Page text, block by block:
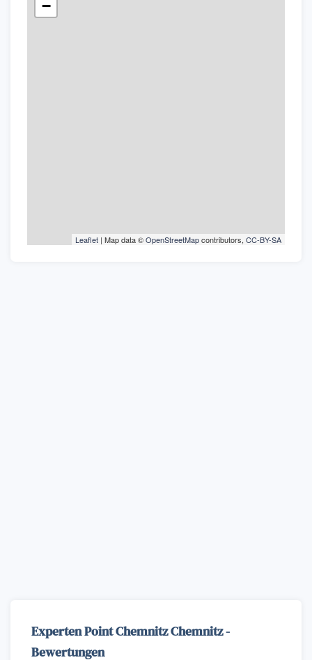
−
Leaflet | Map data ©OpenStreetMapcontributors, CC-BY-SA
Experten Point Chemnitz Chemnitz -
Bewertungen